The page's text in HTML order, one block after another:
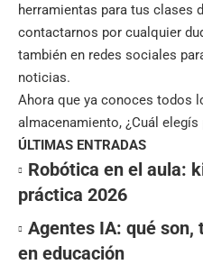
herramientas para tus clases
contactarnos por cualquier
también en redes sociales
noticias.
Ahora que ya conoces todos
almacenamiento, ¿Cuál
ÚLTIMAS ENTRADAS
Robótica en el aula:
práctica 2026
Agentes IA: qué son,
en educación